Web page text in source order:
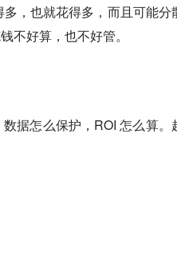
，也就花得多，而且可能分
不好算，也不好管。
据怎么保护，ROI 怎么算。